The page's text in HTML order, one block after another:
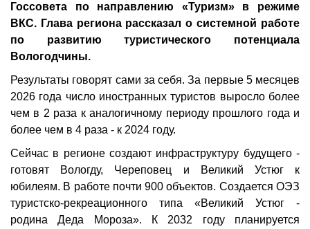
Госсовета по направлению «Туризм» в режиме
ВКС. Глава региона рассказал о системной работе
по развитию туристического потенциала
Вологодчины.
Результаты говорят сами за себя. За первые 5 месяцев
2026 года число иностранных туристов выросло более
чем в 2 раза к аналогичному периоду прошлого года и
более чем в 4 раза - к 2024 году.
Сейчас в регионе создают инфраструктуру будущего -
готовят Вологду, Череповец и Великий Устюг к
юбилеям. В работе почти 900 объектов. Создается ОЭЗ
туристско-рекреационного типа «Великий Устюг -
родина Деда Мороза». К 2032 году планируется